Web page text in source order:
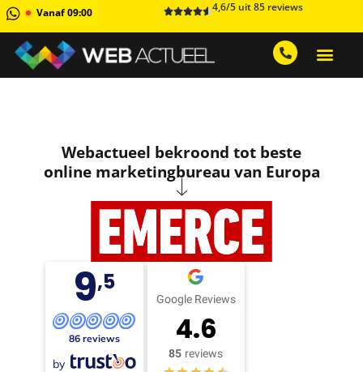
Vanaf 09:00 4,6/5 uit 85 reviews
Webactueel bekroond tot beste
online marketingbureau van Europa
9,5
86 reviews
by
Google Reviews
4.6
85 reviews